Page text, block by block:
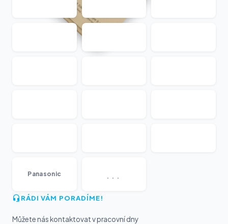
Panasonic ...
RÁDI VÁM PORADÍME!
Můžete nás kontaktovat v pracovní dny